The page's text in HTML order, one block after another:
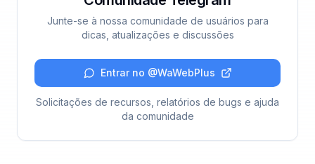
Junte-se à nossa comunidade de usuários para
dicas, atualizações e discussões
Entrar no @WaWebPlus
Solicitações de recursos, relatórios de bugs e ajuda
da comunidade